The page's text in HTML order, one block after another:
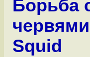
Борьба
Squid